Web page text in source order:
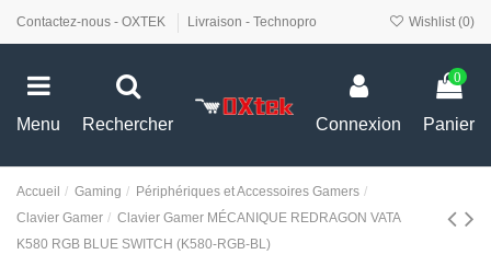
Contactez-nous - OXTEK Livraison - Technopro Wishlist (0)
Menu Rechercher Connexion
0
Panier
Accueil Gaming
Périphériques et Accessoires Gamers
Clavier Gamer
Clavier Gamer MÉCANIQUE REDRAGON VATA
K580 RGB BLUE SWITCH (K580-RGB-BL)